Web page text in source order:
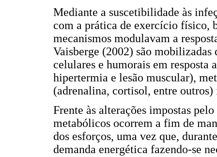
Mediante a suscetibilidade às
com a prática de exercício físico,
mecanismos modulavam a
Vaisberge (2002) são
celulares e humorais em resposta
hipertermia e lesão muscular),
(adrenalina, cortisol, entre
Frente às alterações impostas
metabólicos ocorrem a fim de
dos esforços, uma vez que,
demanda energética fazendo-se